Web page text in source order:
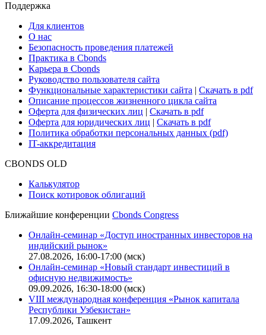
Поддержка
Для клиентов
О нас
Безопасность проведения платежей
Практика в Cbonds
Карьера в Cbonds
Руководство пользователя сайта
Функциональные характеристики сайта | Скачать в pdf
Описание процессов жизненного цикла сайта
Оферта для физических лиц | Скачать в pdf
Оферта для юридических лиц | Скачать в pdf
Политика обработки персональных данных (pdf)
IT-аккредитация
CBONDS OLD
Калькулятор
Поиск котировок облигаций
Ближайшие конференции Cbonds Congress
Онлайн-семинар «Доступ иностранных инвесторов на
индийский рынок»
27.08.2026, 16:00-17:00 (мск)
Онлайн-семинар «Новый стандарт инвестиций в
офисную недвижимость»
09.09.2026, 16:30-18:00 (мск)
VIII международная конференция «Рынок капитала
Республики Узбекистан»
17.09.2026, Ташкент